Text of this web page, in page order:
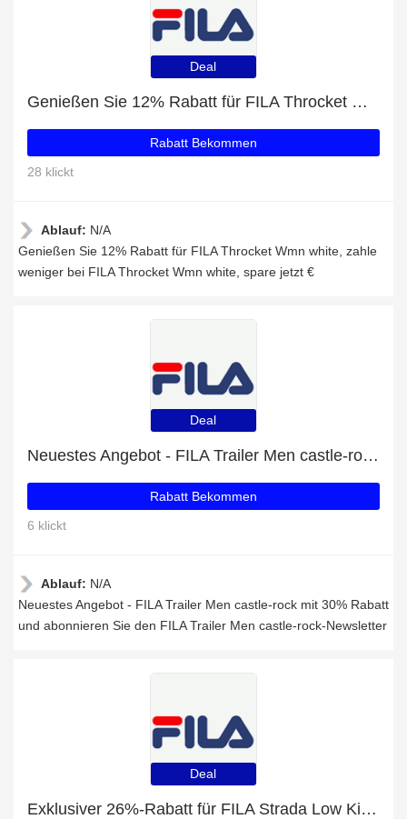
Deal
Genießen Sie 12% Rabatt für FILA Throcket Wmn white
Rabatt Bekommen
28 klickt
Ablauf: N/A
Genießen Sie 12% Rabatt für FILA Throcket Wmn white, zahle
weniger bei FILA Throcket Wmn white, spare jetzt €
Deal
Neuestes Angebot - FILA Trailer Men castle-rock mit 30% Rabatt
Rabatt Bekommen
6 klickt
Ablauf: N/A
Neuestes Angebot - FILA Trailer Men castle-rock mit 30% Rabatt
und abonnieren Sie den FILA Trailer Men castle-rock-Newsletter
Deal
Exklusiver 26%-Rabatt für FILA Strada Low Kids white